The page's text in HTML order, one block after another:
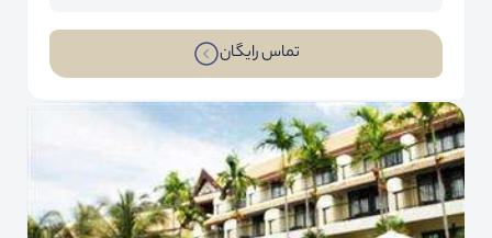
تماس رایگان